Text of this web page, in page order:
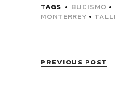
TAGS BUDISMO •
MONTERREY •
PREVIOUS POST